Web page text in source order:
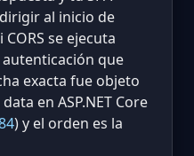
al inicio de
se ejecuta
que
exacta fue objeto
en ASP.NET Core
) y el orden es la